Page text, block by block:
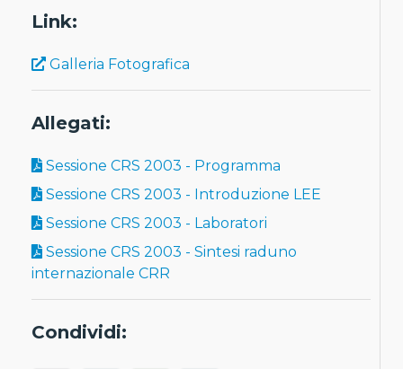
Link:
Galleria Fotografica
Allegati:
Sessione CRS 2003 - Programma
Sessione CRS 2003 - Introduzione LEE
Sessione CRS 2003 - Laboratori
Sessione CRS 2003 - Sintesi raduno
internazionale CRR
Condividi: